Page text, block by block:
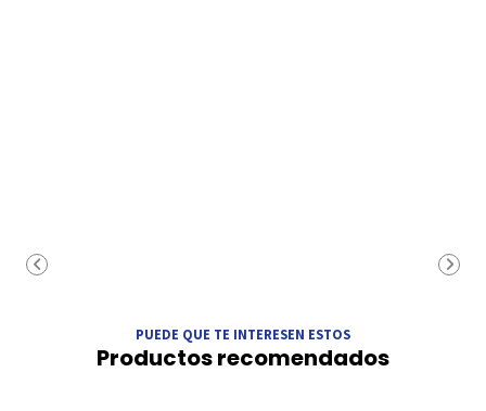
PUEDE QUE TE INTERESEN ESTOS
Productos recomendados